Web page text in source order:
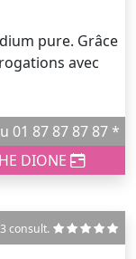
pure. Grâce
avec
Prendre RDV avec BLANCHE DIONE au 01 87 87 87 87 *
DIONE
consult.